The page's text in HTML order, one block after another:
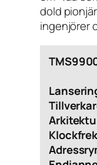
dold
ingenjörer